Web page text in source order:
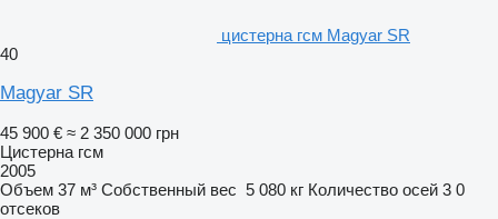
цистерна гсм Magyar SR
40
Magyar SR
45 900 € ≈ 2 350 000 грн
Цистерна гсм
2005
Объем 37 м³ Собственный вес 5 080 кг Количество осей 3 0
отсеков